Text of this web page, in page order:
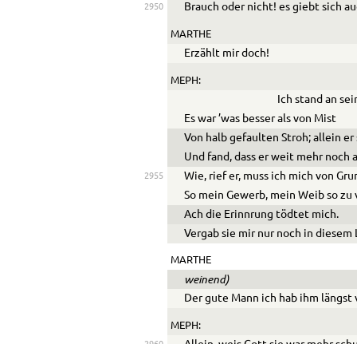
2950 Brauch oder nicht! es giebt sich
MARTHE
Erzählt mir doch!
MEPH:
Ich stand an
Es war ’was besser als von Mist
Von halb gefaulten Stroh; allein er
Und fand, dass er weit mehr noch
2955
Wie, rief er, muss ich mich von
So mein Gewerb, mein Weib so zu
Ach die Erinnrung tödtet mich.
Vergab sie mir nur noch in diesem
MARTHE
weinend)
Der gute Mann ich hab ihm längst
MEPH: